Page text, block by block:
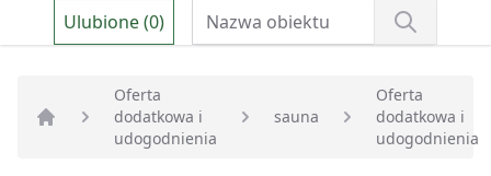
Ulubione (0)
Strona główna
Oferta
dodatkowa i
udogodnienia
sauna
Oferta
dodatkowa i
udogodnienia